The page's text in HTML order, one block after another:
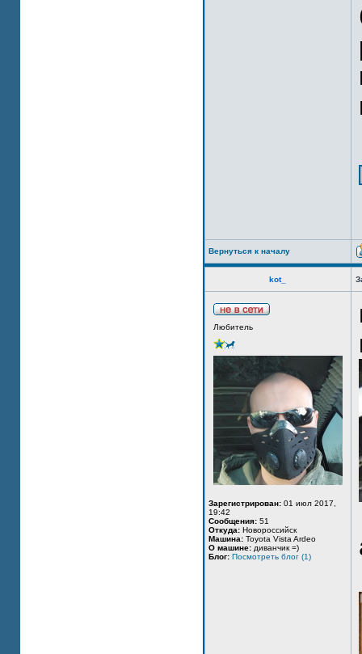
Вернуться к началу
kot_
Любитель
Зарегистрирован: 01 июл 2017,
19:42
Сообщения: 51
Откуда: Новороссийск
Машина: Toyota Vista Ardeo
О машине: диванчик =)
Блог: Посмотреть блог (1)